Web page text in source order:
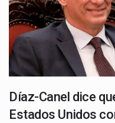
Díaz-Canel dice
Estados Unidos